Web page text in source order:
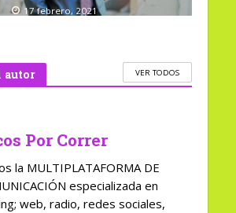
17 febrero, 2021
autor VER TODOS
Por Correr
la MULTIPLATAFORMA DE
especializada en
web, radio, redes sociales,